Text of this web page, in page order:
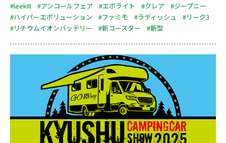
#leekIII
#アンコールフェア #エボライト #クレア
#ジープニー
#ハイパーエボリューション
#ファミモ #ラディッシュ
#リーク3
#リチウムイオンバッテリー
#新コースター #新型